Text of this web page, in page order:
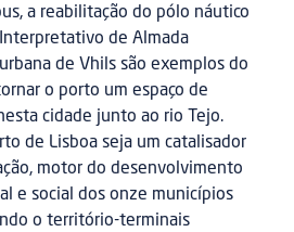
a reabilitação do pólo náutico
de Almada
de Vhils são exemplos do
o porto um espaço de
cidade junto ao rio Tejo.
de Lisboa seja um catalisador
motor do desenvolvimento
e social dos onze municípios
o território-terminais